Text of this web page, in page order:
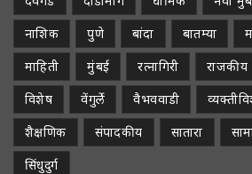
नाशिक
पुणे बांदा बातम्या
माहिती
मुंबई रत्नागिरी राजकीय
विशेष
वेंगुर्ले वैभववाडी
शैक्षणिक
संपादकीय सातारा
सिंधुदुर्ग